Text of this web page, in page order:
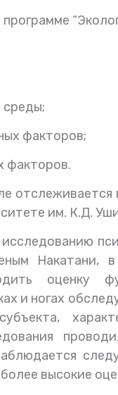
среды;
факторов;
факторов.
им. К.Д.
Накатани,
оценку
и ногах
высокие